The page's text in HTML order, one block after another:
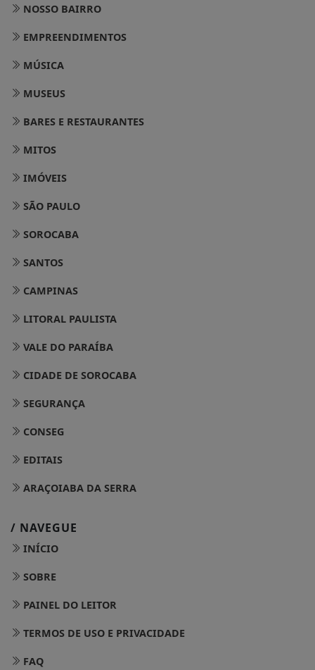
NOSSO BAIRRO
EMPREENDIMENTOS
MÚSICA
MUSEUS
BARES E RESTAURANTES
MITOS
IMÓVEIS
SÃO PAULO
SOROCABA
SANTOS
CAMPINAS
LITORAL PAULISTA
VALE DO PARAÍBA
CIDADE DE SOROCABA
SEGURANÇA
CONSEG
EDITAIS
ARAÇOIABA DA SERRA
/ NAVEGUE
INÍCIO
SOBRE
PAINEL DO LEITOR
TERMOS DE USO E PRIVACIDADE
FAQ